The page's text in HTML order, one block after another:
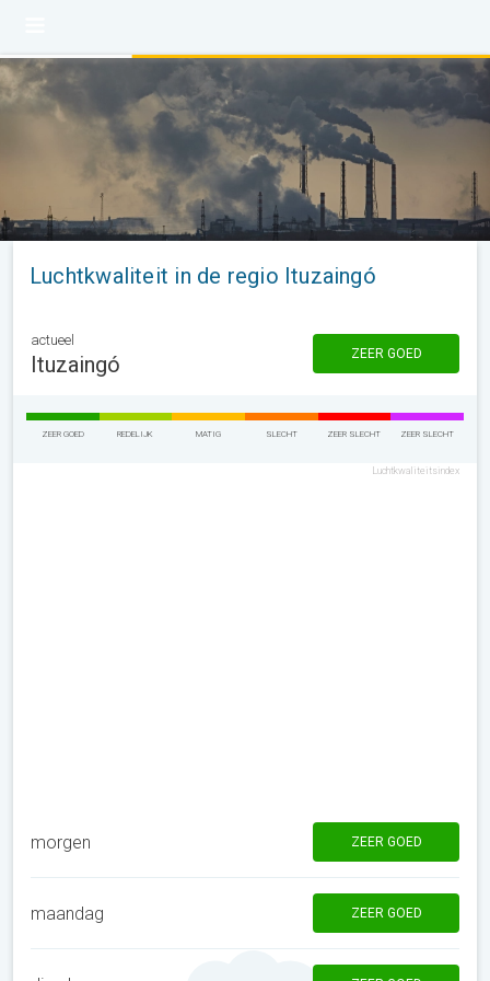
Luchtkwaliteit in de regio Ituzaingó
actueel
Ituzaingó ZEER GOED
ZEER GOED REDELIJK MATIG SLECHT ZEER SLECHT ZEER SLECHT
Luchtkwaliteitsindex
morgen ZEER GOED
maandag ZEER GOED